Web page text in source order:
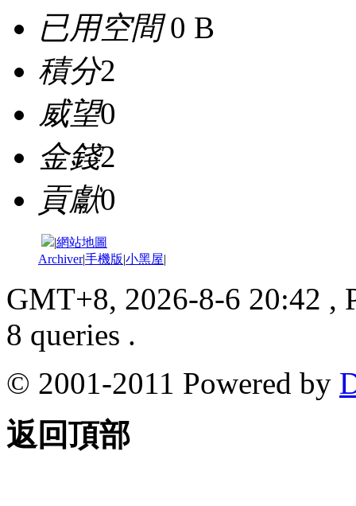
已用空間0 B
積分2
威望0
金錢2
貢獻0
|網站地圖
Archiver|手機版|小黑屋|
GMT+8, 2026-8-6 20:42 ,
8 queries .
© 2001-2011 Powered by
返回頂部